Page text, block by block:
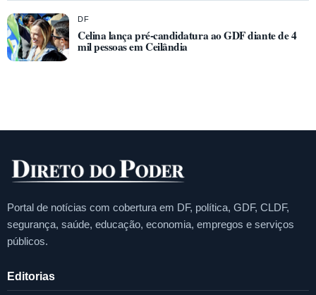
DF
Celina lança pré-candidatura ao GDF diante de 4
mil pessoas em Ceilândia
Portal de notícias com cobertura em DF, política, GDF, CLDF,
segurança, saúde, educação, economia, empregos e serviços
públicos.
Editorias